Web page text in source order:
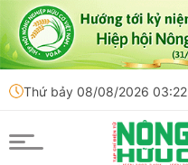
Thứ bảy 08/08/2026 03:22